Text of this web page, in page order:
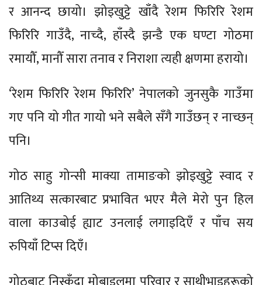
र आनन्द छायो। झोइखुट्टे खाँदै रेशम फिरिरि रेशम
फिरिरि गाउँदै, नाच्दै, हाँस्दै झन्डै एक घण्टा गोठमा
रमायौँ, मानौँ सारा तनाव र निराशा त्यही क्षणमा हरायो।
‘रेशम फिरिरि रेशम फिरिरि’ नेपालको जुनसुकै गाउँमा
गए पनि यो गीत गायो भने सबैले सँगै गाउँछन् र नाच्छन्
पनि।
गोठ साहु गोन्सी माक्या तामाङको झोइखुट्टे स्वाद र
आतिथ्य सत्कारबाट प्रभावित भएर मैले मेरो पुन हिल
वाला काउबोई ह्याट उनलाई लगाइदिएँ र पाँच सय
रुपियाँ टिप्स दिएँ।